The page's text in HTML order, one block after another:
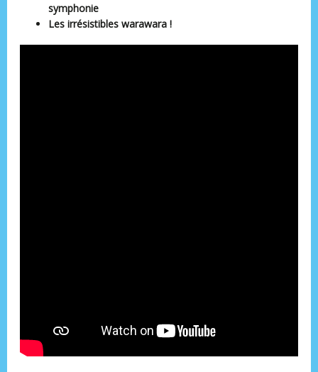
symphonie
Les irrésistibles warawara !